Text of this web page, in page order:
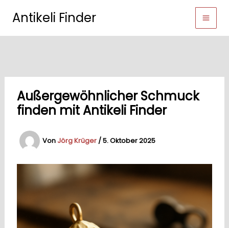
Inhalt
springen
Antikeli Finder
Außergewöhnlicher Schmuck
finden mit Antikeli Finder
Von Jörg Krüger /5. Oktober 2025